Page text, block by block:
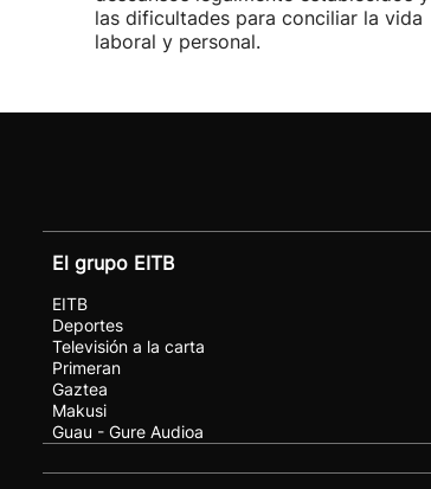
las dificultades para conciliar la vida
laboral y personal.
El grupo EITB
EITB
Deportes
Televisión a la carta
Primeran
Gaztea
Makusi
Guau - Gure Audioa